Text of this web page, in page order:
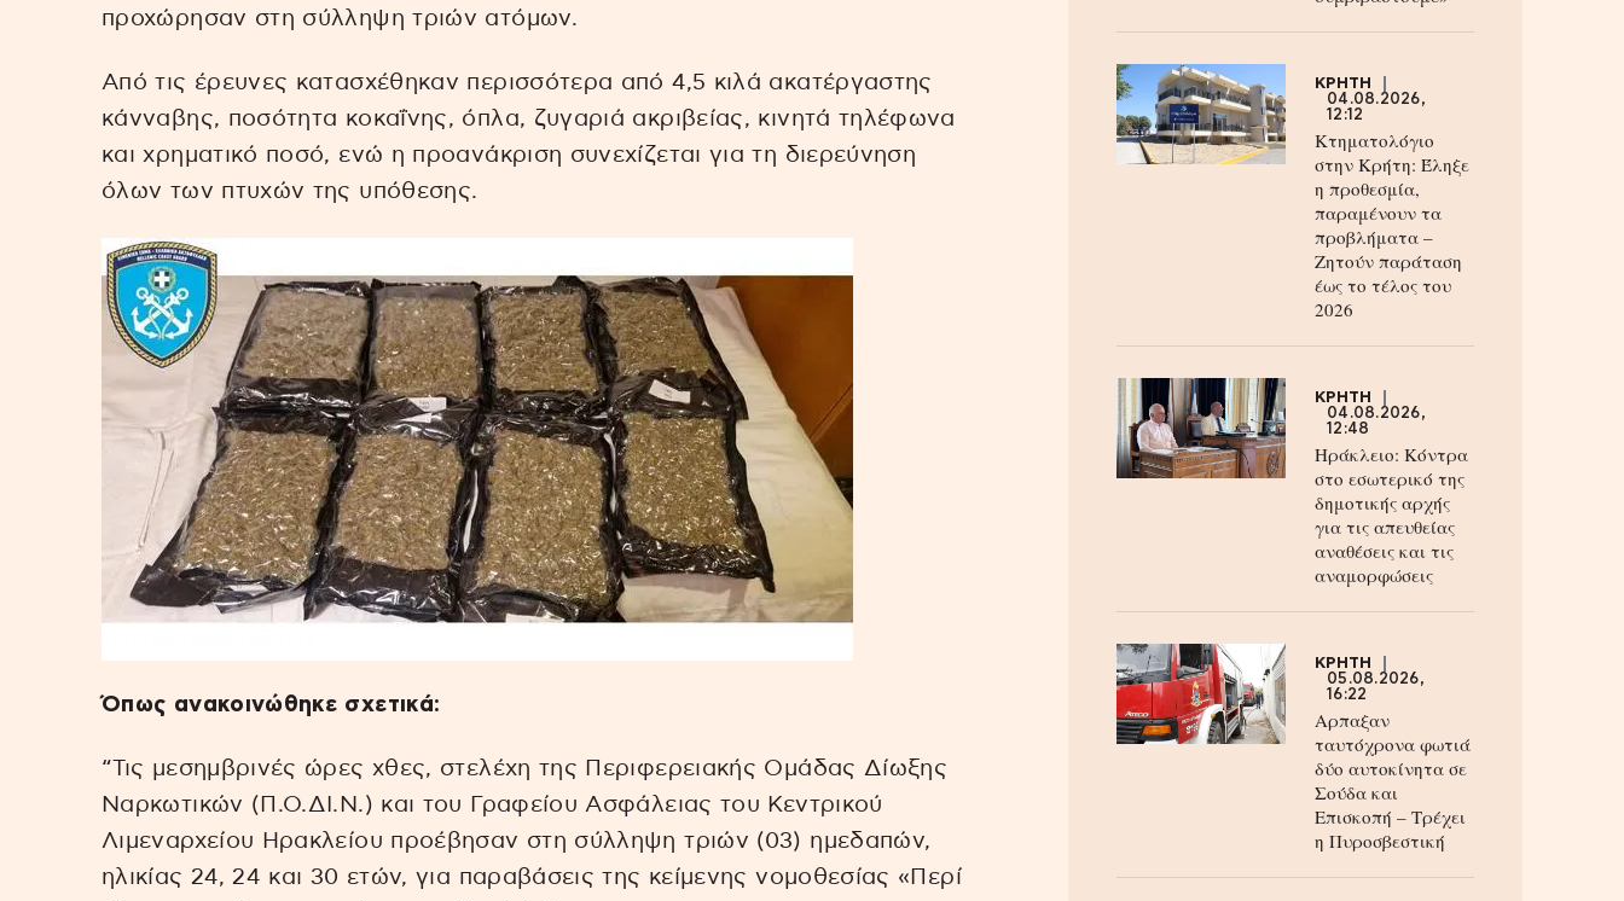
προχώρησαν στη σύλληψη τριών ατόμων.
Από τις έρευνες κατασχέθηκαν περισσότερα από 4,5 κιλά ακατέργαστης
κάνναβης, ποσότητα κοκαΐνης, όπλα, ζυγαριά ακριβείας, κινητά τηλέφωνα
και χρηματικό ποσό, ενώ η προανάκριση συνεχίζεται για τη διερεύνηση
όλων των πτυχών της υπόθεσης.
Όπως ανακοινώθηκε σχετικά:
“Τις μεσημβρινές ώρες χθες, στελέχη της Περιφερειακής Ομάδας Δίωξης
Ναρκωτικών (Π.Ο.ΔΙ.Ν.) και του Γραφείου Ασφάλειας του Κεντρικού
Λιμεναρχείου Ηρακλείου προέβησαν στη σύλληψη τριών (03) ημεδαπών,
ηλικίας 24, 24 και 30 ετών, για παραβάσεις της κείμενης νομοθεσίας «Περί
ΚΡΗΤΗ
04.08.2026,
12:12
Κτηματολόγιο
στην Κρήτη: Έληξε
η προθεσμία,
παραμένουν τα
προβλήματα –
Ζητούν παράταση
έως το τέλος του
2026
ΚΡΗΤΗ
04.08.2026,
12:48
Ηράκλειο: Κόντρα
στο εσωτερικό της
δημοτικής αρχής
για τις απευθείας
αναθέσεις και τις
αναμορφώσεις
ΚΡΗΤΗ
05.08.2026,
16:22
Αρπαξαν
ταυτόχρονα φωτιά
δύο αυτοκίνητα σε
Σούδα και
Επισκοπή – Τρέχει
η Πυροσβεστική